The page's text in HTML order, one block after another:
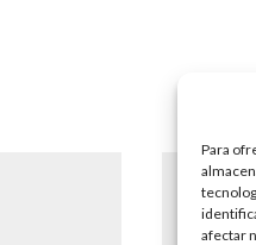
Para
afectar